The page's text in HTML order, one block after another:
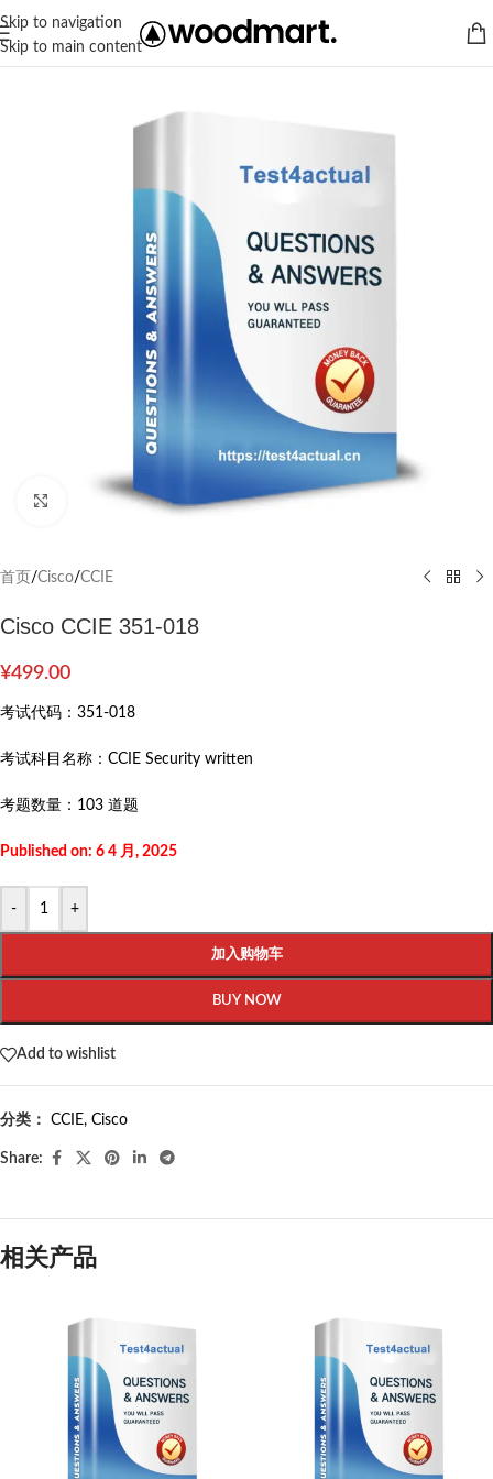
Skip to navigation
Skip to main content
Click to enlarge
首页 /Cisco/CCIE
Cisco CCIE 351-018
¥499.00
考试代码： 351-018
考试科目名称： CCIE Security written
考题数量： 103 道题
Published on: 6 4 月, 2025
- +
加入购物车
BUY NOW
Add to wishlist
分类： CCIE, Cisco
Share:
相关产品